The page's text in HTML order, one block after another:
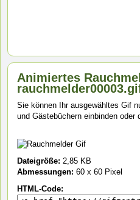
Animiertes
Sie können Ihr ausgewähltes Gif
und Gästebüchern einbinden oder
Dateigröße: 2,85 KB
Abmessungen: 60 x 60 Pixel
HTML-Code: